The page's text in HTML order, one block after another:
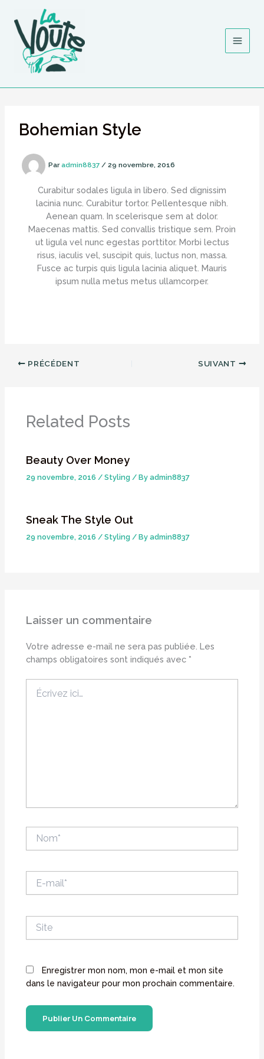
contenu
Bohemian Style
Paradmin8837 / 29 novembre, 2016
Curabitur sodales ligula in libero. Sed dignissim
lacinia nunc. Curabitur tortor. Pellentesque nibh.
Aenean quam. In scelerisque sem at dolor.
Maecenas mattis. Sed convallis tristique sem. Proin
ut ligula vel nunc egestas porttitor. Morbi lectus
risus, iaculis vel, suscipit quis, luctus non, massa.
Fusce ac turpis quis ligula lacinia aliquet. Mauris
ipsum nulla metus metus ullamcorper.
PRÉCÉDENT SUIVANT
Related Posts
Beauty Over Money
29 novembre, 2016/Styling / Byadmin8837
Sneak The Style Out
29 novembre, 2016/Styling / Byadmin8837
Laisser un commentaire
Votre adresse e-mail ne sera pas publiée. Les
champs obligatoires sont indiqués avec *
ici…
mail*
Enregistrer mon nom, mon e-mail et mon site
dans le navigateur pour mon prochain commentaire.